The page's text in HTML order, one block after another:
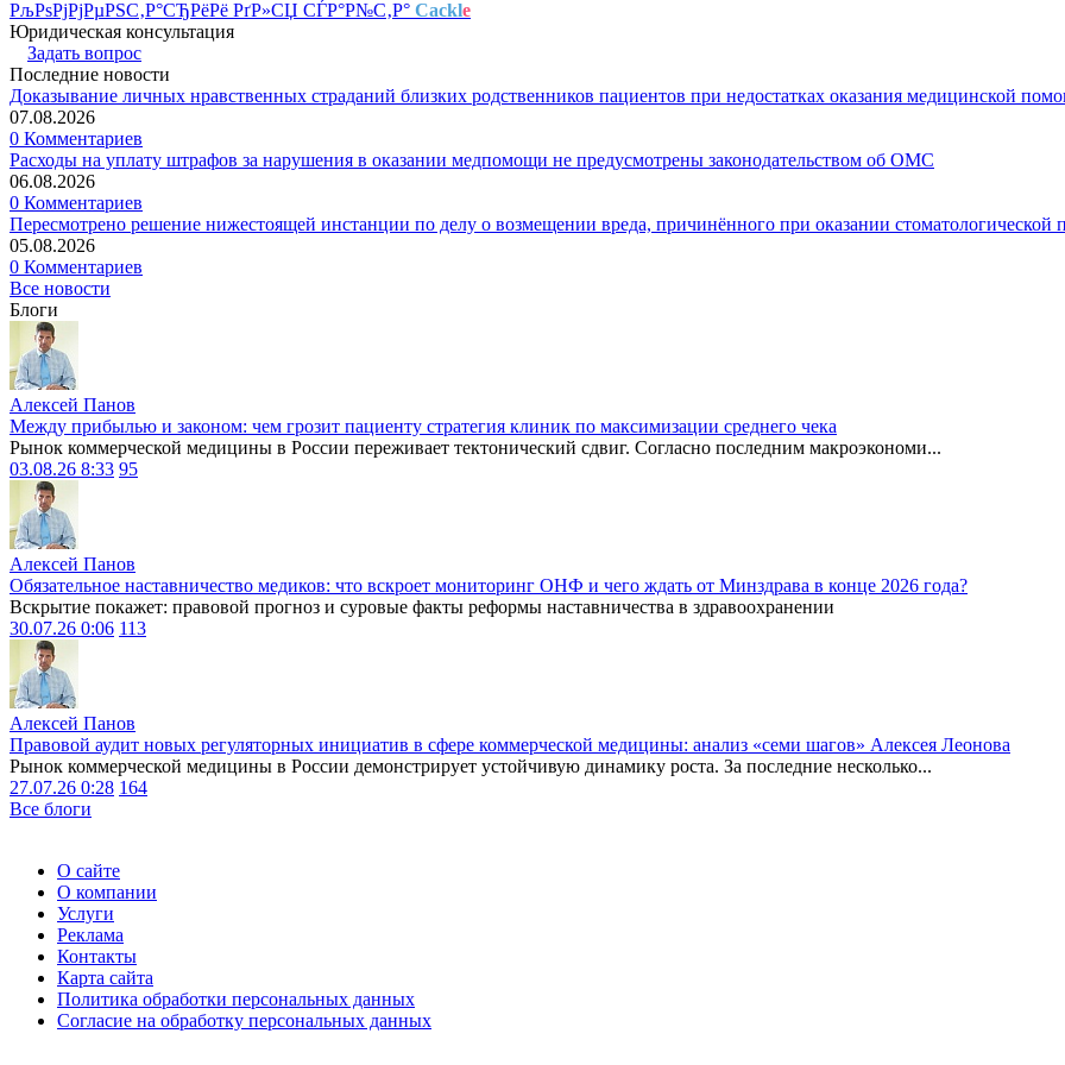
РљРѕРјРјРµРЅС‚Р°СЂРёРё РґР»СЏ СЃР°Р№С‚Р° Cackle
Юридическая консультация
Задать вопрос
Последние новости
Доказывание личных нравственных страданий близких родственников пациентов при недостатках оказания медицинской
07.08.2026
0 Комментариев
Расходы на уплату штрафов за нарушения в оказании медпомощи не предусмотрены законодательством об ОМС
06.08.2026
0 Комментариев
Пересмотрено решение нижестоящей инстанции по делу о возмещении вреда, причинённого при оказании стоматологической
05.08.2026
0 Комментариев
Все новости
Блоги
Алексей Панов
Между прибылью и законом: чем грозит пациенту стратегия клиник по максимизации среднего чека
Рынок коммерческой медицины в России переживает тектонический сдвиг. Согласно последним макроэкономи...
03.08.26 8:33 95
Алексей Панов
Обязательное наставничество медиков: что вскроет мониторинг ОНФ и чего ждать от Минздрава в конце 2026 года?
Вскрытие покажет: правовой прогноз и суровые факты реформы наставничества в здравоохранении
30.07.26 0:06 113
Алексей Панов
Правовой аудит новых регуляторных инициатив в сфере коммерческой медицины: анализ «семи шагов» Алексея Леонова
Рынок коммерческой медицины в России демонстрирует устойчивую динамику роста. За последние несколько...
27.07.26 0:28 164
Все блоги
О сайте
О компании
Услуги
Реклама
Контакты
Карта сайта
Политика обработки персональных данных
Согласие на обработку персональных данных